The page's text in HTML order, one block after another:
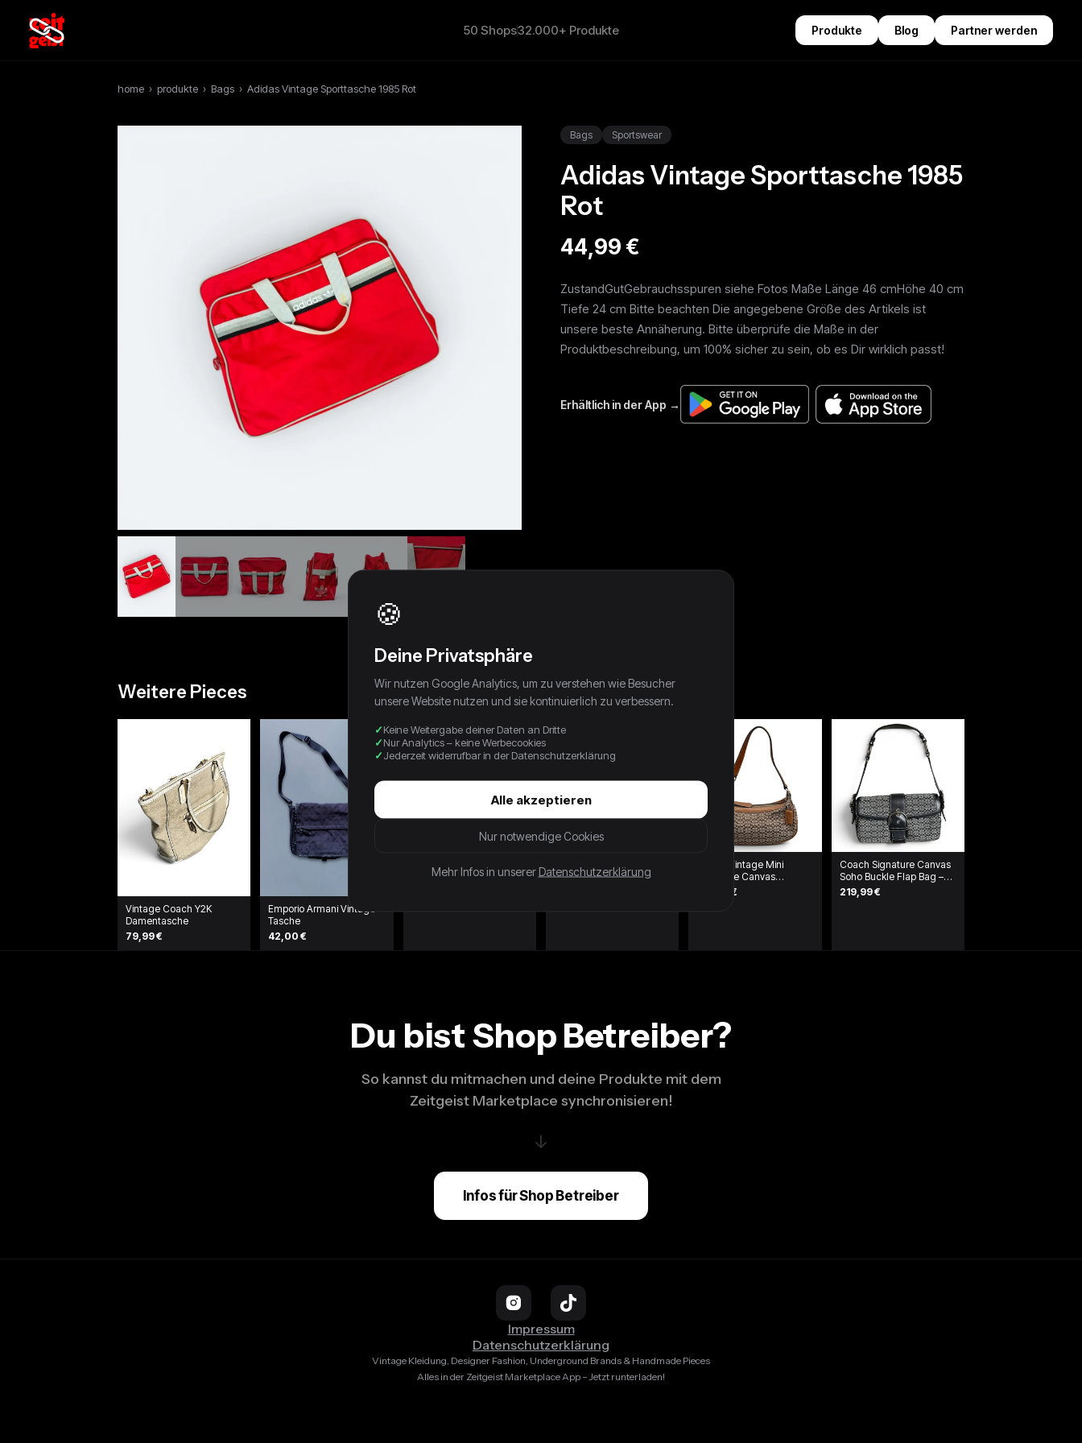
50 Shops32.000+ Produkte Produkte Blog Partner werden
home › produkte › Bags › Adidas Vintage Sporttasche 1985 Rot
Bags Sportswear
Adidas Vintage Sporttasche 1985
Rot
44,99 €
ZustandGutGebrauchsspuren siehe Fotos Maße Länge 46 cmHöhe 40 cm
Tiefe 24 cm Bitte beachten Die angegebene Größe des Artikels ist
unsere beste Annäherung. Bitte überprüfe die Maße in der
Produktbeschreibung, um 100% sicher zu sein, ob es Dir wirklich passt!
Weitere Pieces
Vintage Coach Y2K
Damentasche
79,99 €
Emporio Armani Vintage
Tasche
42,00 €
George Gina & Lucy Miss
Perfect Tasche Grau
Coach Tasche Rosa
34,99 €
Coach Vintage Mini
Signature Canvas
Pochette / Shoulder Bag
179,99 €
Coach Signature Canvas
Soho Buckle Flap Bag –
Schwarz/Grau
219,99 €
Du bist Shop Betreiber?
So kannst du mitmachen und deine Produkte mit dem
Zeitgeist Marketplace synchronisieren!
↓
Infos für Shop Betreiber
Impressum
Datenschutzerklärung
Vintage Kleidung, Designer Fashion, Underground Brands & Handmade Pieces
Alles in der Zeitgeist Marketplace App – Jetzt runterladen!
🍪
Deine Privatsphäre
Wir nutzen Google Analytics, um zu verstehen wie Besucher
unsere Website nutzen und sie kontinuierlich zu verbessern.
Keine Weitergabe deiner Daten an Dritte
Nur Analytics – keine Werbecookies
Jederzeit widerrufbar in der Datenschutzerklärung
Alle akzeptieren
Nur notwendige Cookies
Mehr Infos in unserer Datenschutzerklärung